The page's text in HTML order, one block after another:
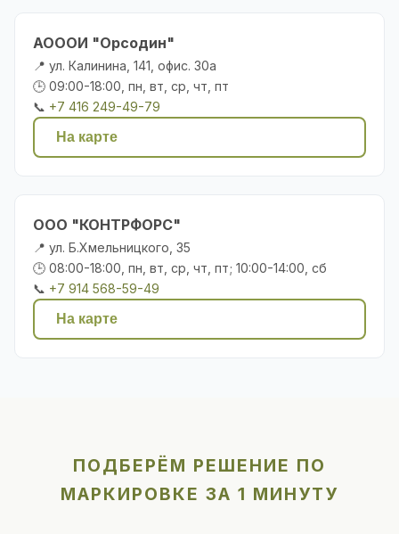
АОООИ "Орсодин"
📍 ул. Калинина, 141, офис. 30а
🕒 09:00-18:00, пн, вт, ср, чт, пт
📞 +7 416 249-49-79
На карте
ООО "КОНТРФОРС"
📍 ул. Б.Хмельницкого, 35
🕒 08:00-18:00, пн, вт, ср, чт, пт; 10:00-14:00, сб
📞 +7 914 568-59-49
На карте
ПОДБЕРЁМ РЕШЕНИЕ ПО
МАРКИРОВКЕ ЗА 1 МИНУТУ